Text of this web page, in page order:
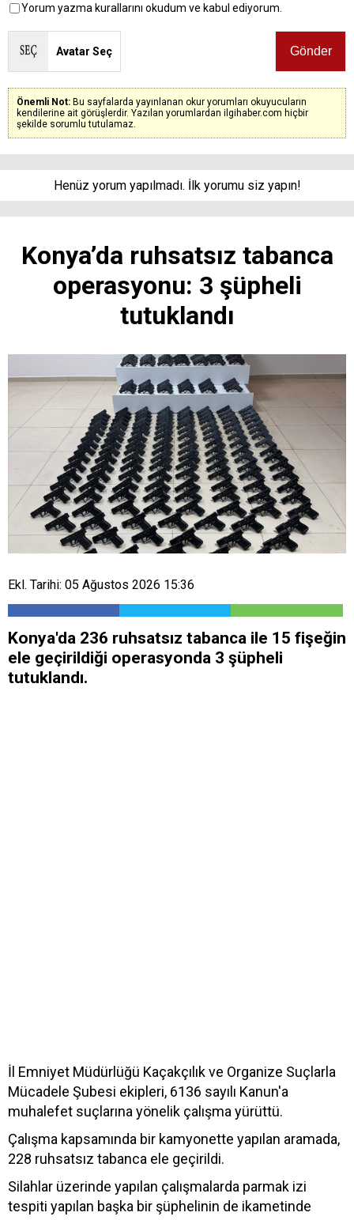
Yorum yazma kurallarını okudum ve kabul ediyorum.
Avatar Seç
Önemli Not: Bu sayfalarda yayınlanan okur yorumları okuyucuların
kendilerine ait görüşlerdir. Yazılan yorumlardan ilgihaber.com hiçbir
şekilde sorumlu tutulamaz.
Henüz yorum yapılmadı. İlk yorumu siz yapın!
Konya’da ruhsatsız tabanca
operasyonu: 3 şüpheli
tutuklandı
Ekl. Tarihi: 05 Ağustos 2026 15:36
Konya'da 236 ruhsatsız tabanca ile 15 fişeğin
ele geçirildiği operasyonda 3 şüpheli
tutuklandı.
İl Emniyet Müdürlüğü Kaçakçılık ve Organize Suçlarla
Mücadele Şubesi ekipleri, 6136 sayılı Kanun'a
muhalefet suçlarına yönelik çalışma yürüttü.
Çalışma kapsamında bir kamyonette yapılan aramada,
228 ruhsatsız tabanca ele geçirildi.
Silahlar üzerinde yapılan çalışmalarda parmak izi
tespiti yapılan başka bir şüphelinin de ikametinde